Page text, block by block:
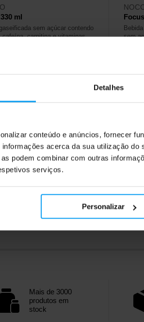
Detalhes
conteúdo e anúncios, fornecer
informações acerca da sua utilização
podem combinar com outras
serviços.
Personalizar
ml
sem açúcar contendo
cafeína, carnitina e vitaminas.
€
sem
Mais de 3000
produtos em
stock